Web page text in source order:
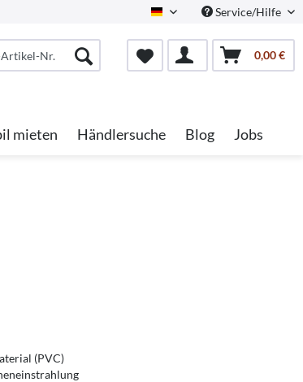
German Service/Hilfe
0,00 €
mieten Händlersuche Blog Jobs
(PVC)